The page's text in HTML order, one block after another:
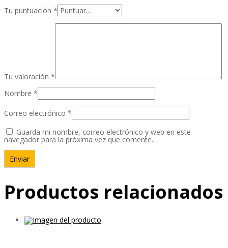
Tu puntuación *
Tu valoración *
Nombre *
Correo electrónico *
Guarda mi nombre, correo electrónico y web en este
navegador para la próxima vez que comente.
Productos relacionados